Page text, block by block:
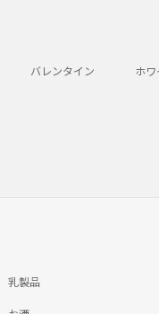
バレンタイン ホ
乳製品